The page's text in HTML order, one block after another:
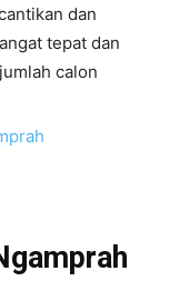
dan
tepat dan
calon